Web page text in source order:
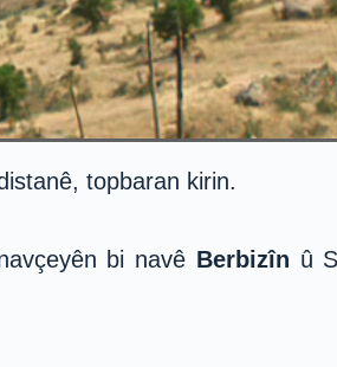
topbaran kirin.
bi navê Berbizîn û